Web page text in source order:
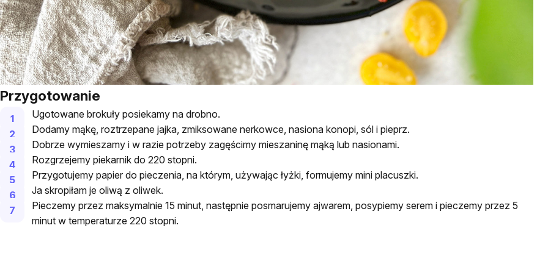
Przygotowanie
Ugotowane brokuły posiekamy na drobno.
Dodamy mąkę, roztrzepane jajka, zmiksowane nerkowce, nasiona konopi, sól i pieprz.
Dobrze wymieszamy i w razie potrzeby zagęścimy mieszaninę mąką lub nasionami.
Rozgrzejemy piekarnik do 220 stopni.
Przygotujemy papier do pieczenia, na którym, używając łyżki, formujemy mini placuszki.
Ja skropiłam je oliwą z oliwek.
Pieczemy przez maksymalnie 15 minut, następnie posmarujemy ajwarem, posypiemy serem i pieczemy przez 5
minut w temperaturze 220 stopni.